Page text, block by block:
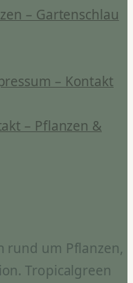
– Gartenschlau
– Kontakt
– Pflanzen &
rund um Pflanzen,
Tropicalgreen